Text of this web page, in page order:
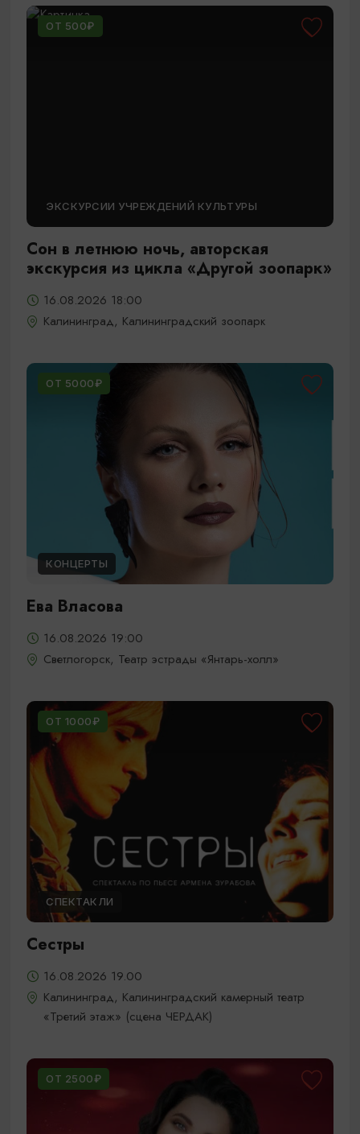
ОТ 500₽
ЭКСКУРСИИ УЧРЕЖДЕНИЙ КУЛЬТУРЫ
Сон в летнюю ночь, авторская
экскурсия из цикла «Другой зоопарк»
16.08.2026 18:00
Калининград, Калининградский зоопарк
ОТ 5000₽
КОНЦЕРТЫ
Ева Власова
16.08.2026 19:00
Светлогорск, Театр эстрады «Янтарь-холл»
ОТ 1000₽
СПЕКТАКЛИ
Сестры
16.08.2026 19.00
Калининград, Калининградский камерный театр
«Третий этаж» (сцена ЧЕРДАК)
ОТ 2500₽